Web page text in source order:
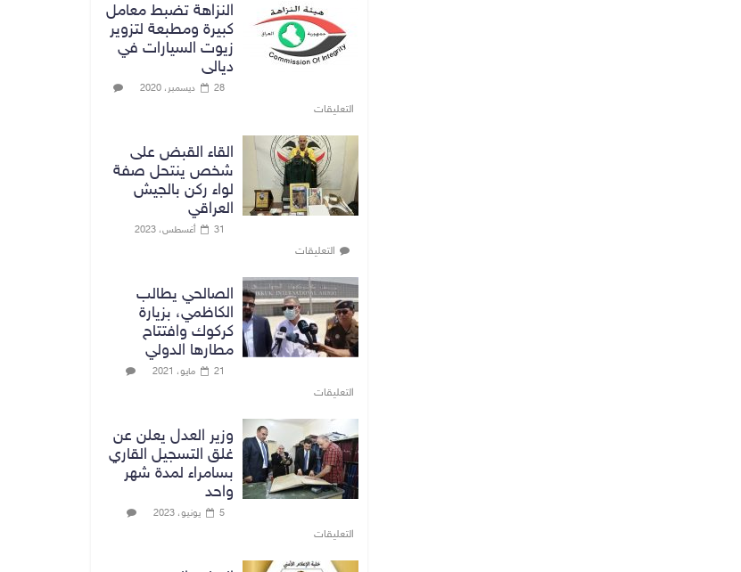
النزاهة تضبط معامل
كبيرة ومطبعة لتزوير
زيوت السيارات في
ديالى
28 ديسمبر، 2020
التعليقات
القاء القبض على
شخص ينتحل صفة
لواء ركن بالجيش
العراقي
31 أغسطس، 2023
التعليقات
الصالحي يطالب
الكاظمي، بزيارة
كركوك وافتتاح
مطارها الدولي
21 مايو، 2021
التعليقات
وزير العدل يعلن عن
غلق التسجيل القاري
بسامراء لمدة شهر
واحد
5 يونيو، 2023
التعليقات